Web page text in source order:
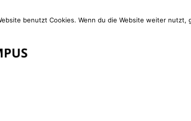
benutzt Cookies. Wenn du die Website weiter nutzt,